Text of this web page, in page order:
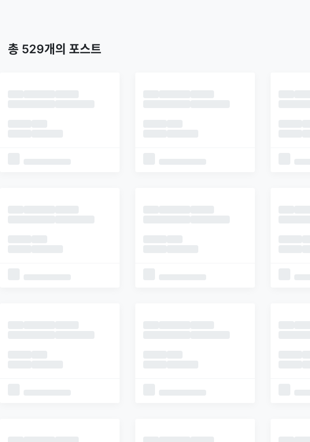
트렌딩 추천 최신 피드
총 529개의 포스트